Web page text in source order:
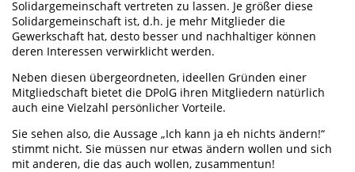
Solidargemeinschaft vertreten zu lassen. Je größer diese
Solidargemeinschaft ist, d.h. je mehr Mitglieder die
Gewerkschaft hat, desto besser und nachhaltiger können
deren Interessen verwirklicht werden.
Neben diesen übergeordneten, ideellen Gründen einer
Mitgliedschaft bietet die DPolG ihren Mitgliedern natürlich
auch eine Vielzahl persönlicher Vorteile.
Sie sehen also, die Aussage „Ich kann ja eh nichts ändern!“
stimmt nicht. Sie müssen nur etwas ändern wollen und sich
mit anderen, die das auch wollen, zusammentun!